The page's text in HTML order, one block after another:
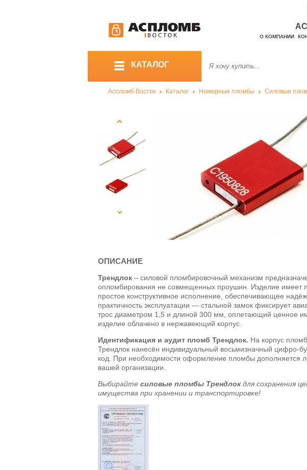
О КОМПАНИИ
КАТАЛОГ
Аспломб-Восток Каталог Номерные пломбы Силовые
ОПИСАНИЕ
Трендлок – силовой пломбировочный механизм
опломбирования не совмещенных проушин. Изделие имеет
простое конструктивное исполнение, обеспечивающее
практичность эксплуатации — стальной замок фиксирует
трос диаметром 1,5 и длиной 300 мм, оплетающий ценное
изделие облачено в нержавеющий корпус.
Идентификация и аудит пломб Трендлок. На корпус
Трендлок нанесён индивидуальный восьмизначный цифро-
код. При необходимости оформление пломбы дополняется
вашей организации.
Выбирайте силовые пломбы Трендлокдля сохранения
имущества при хранении и транспортировке!